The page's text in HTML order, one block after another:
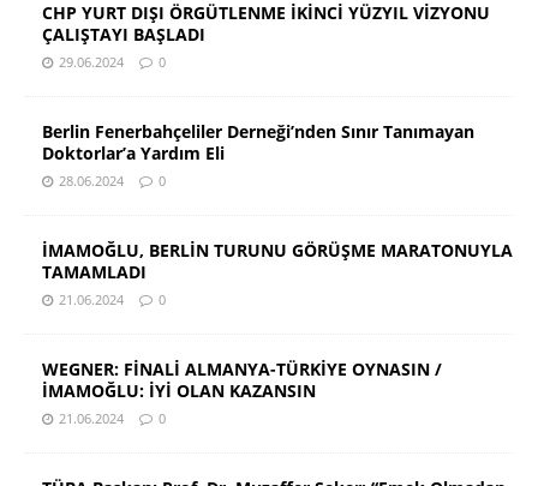
CHP YURT DIŞI ÖRGÜTLENME İKİNCİ YÜZYIL VİZYONU
ÇALIŞTAYI BAŞLADI
29.06.2024 0
Berlin Fenerbahçeliler Derneği’nden Sınır Tanımayan
Doktorlar’a Yardım Eli
28.06.2024 0
İMAMOĞLU, BERLİN TURUNU GÖRÜŞME MARATONUYLA
TAMAMLADI
21.06.2024 0
WEGNER: FİNALİ ALMANYA-TÜRKİYE OYNASIN /
İMAMOĞLU: İYİ OLAN KAZANSIN
21.06.2024 0